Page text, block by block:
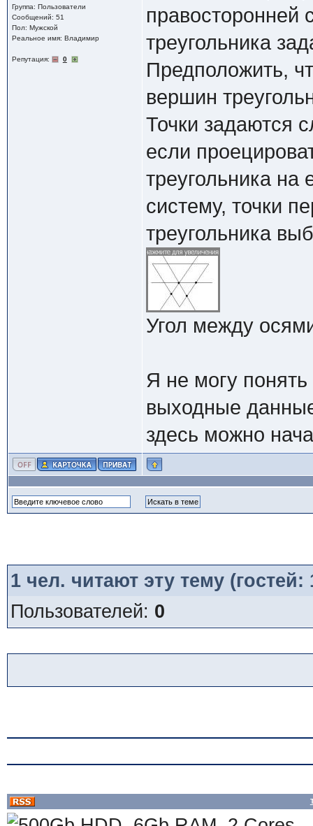
Группа: Пользователи
Сообщений: 51
Пол: Мужской
Реальное имя: Владимир
Репутация: 0
правосторонней
треугольника
Предположить,
вершин
Точки задаются
если
треугольника на
систему, точки
треугольника
Угол между
Я не могу
выходные
здесь можно
1чел. читают эту тему
Пользователей: 0